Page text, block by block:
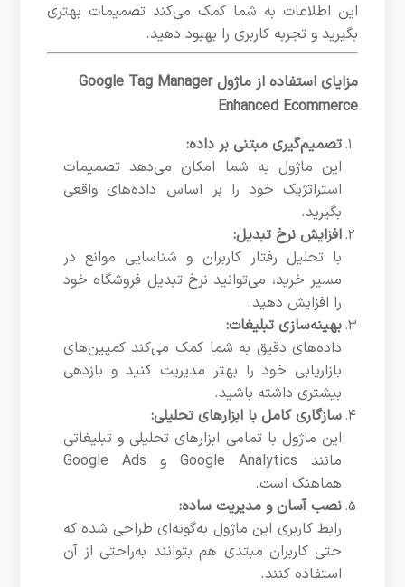
این اطلاعات به شما کمک می‌کند تصمیمات بهتری
بگیرید و تجربه کاربری را بهبود دهید.
مزایای استفاده از ماژول Google Tag Manager
Enhanced Ecommerce
تصمیم‌گیری مبتنی بر داده:
این ماژول به شما امکان می‌دهد تصمیمات
استراتژیک خود را بر اساس داده‌های واقعی
بگیرید.
افزایش نرخ تبدیل:
با تحلیل رفتار کاربران و شناسایی موانع در
مسیر خرید، می‌توانید نرخ تبدیل فروشگاه خود
را افزایش دهید.
بهینه‌سازی تبلیغات:
داده‌های دقیق به شما کمک می‌کند کمپین‌های
بازاریابی خود را بهتر مدیریت کنید و بازدهی
بیشتری داشته باشید.
سازگاری کامل با ابزارهای تحلیلی:
این ماژول با تمامی ابزارهای تحلیلی و تبلیغاتی
مانند Google Analytics و Google Ads
هماهنگ است.
نصب آسان و مدیریت ساده:
رابط کاربری این ماژول به‌گونه‌ای طراحی شده که
حتی کاربران مبتدی هم بتوانند به‌راحتی از آن
استفاده کنند.